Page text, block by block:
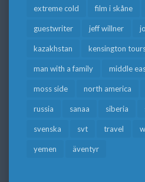
extreme cold film i skåne
guestwriter jeff willner
kazakhstan kensington
man with a family middle
moss side north america
russia sanaa siberia
svenska svt travel
yemen äventyr